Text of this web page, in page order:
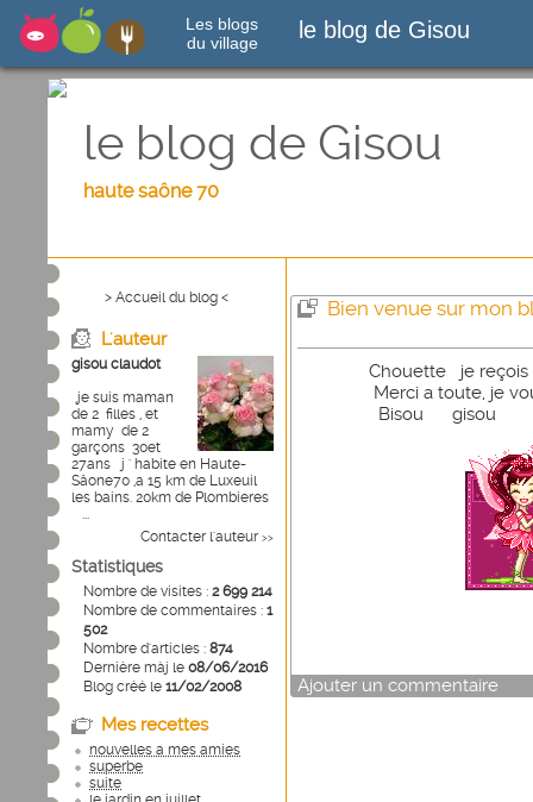
Les blogs
du village
le blog de Gisou
le blog de Gisou
haute saône 70
> Accueil du blog <
L'auteur
gisou claudot
,je suis maman
de 2 filles , et
mamy de 2
garçons 30et
27ans j ' habite en Haute-
Sâone70 ,a 15 km de Luxeuil
les bains. 20km de Plombieres
...
Contacter l'auteur >>
Statistiques
Nombre de visites : 2 699 214
Nombre de commentaires : 1
502
Nombre d'articles : 874
Dernière màj le 08/06/2016
Blog créé le 11/02/2008
Mes recettes
nouvelles a mes amies
superbe
suite
Bien venue sur mon
Chouette je reçois
Merci a toute, je vous
Bisou gisou
Ajouter un commentaire